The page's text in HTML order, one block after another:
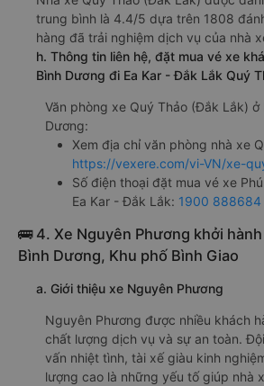
trung bình là 4.4/5 dựa trên 1808
hàng đã trải nghiệm dịch vụ của nhà
h. Thông tin liên hệ, đặt mua vé xe
Bình Dương đi Ea Kar - Đắk Lắk Quý
Văn phòng xe Quý Thảo (Đắk Lắk) ở
Dương:
Xem địa chỉ văn phòng nhà xe
https://vexere.com/vi-VN/xe-
Số điện thoại đặt mua vé xe
Ea Kar - Đắk Lắk: 1900 888684
🚌 4. Xe Nguyên Phương khởi
Bình Dương, Khu phố Bình Giao
a. Giới thiệu xe Nguyên Phương
Nguyên Phương được nhiều khách
chất lượng dịch vụ và sự an toàn.
vấn nhiệt tình, tài xế giàu kinh
lượng cao là những yếu tố giúp nhà